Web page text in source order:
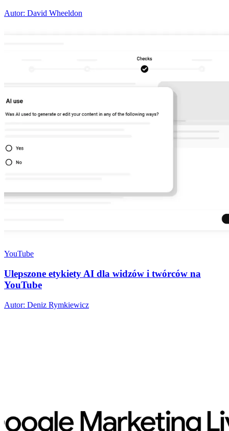
Autor: David Wheeldon
YouTube
Ulepszone etykiety AI dla widzów i twórców na
YouTube
Autor: Deniz Rymkiewicz